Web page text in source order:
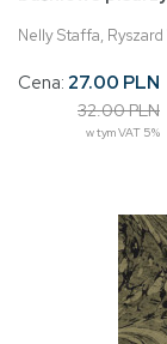
Nelly Staffa,
Cena: 27.00 PLN
32.00 PLN
w tym VAT 5%